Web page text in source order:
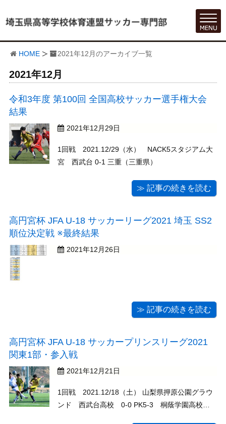
HOME 2021年12月のアーカイブ一覧
2021年12月
令和3年度 第100回 全国高校サッカー選手権大会
結果
2021年12月29日
1回戦 2021.12/29（水） NACK5スタジアム大
宮 西武台 0-1 三重（三重県）
≫ 記事の続きを読む
高円宮杯 JFA U-18 サッカーリーグ2021 埼玉 SS2
順位決定戦 ※最終結果
2021年12月26日
≫ 記事の続きを読む
高円宮杯 JFA U-18 サッカープリンスリーグ2021
関東1部・参入戦
2021年12月21日
1回戦 2021.12/18（土） 山梨県押原公園グラウ
ンド 西武台高校 0-0 PK5-3 桐蔭学園高校